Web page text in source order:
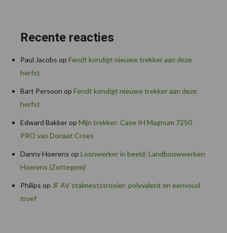
Recente reacties
Paul Jacobs op Fendt kondigt nieuwe trekker aan deze
herfst
Bart Persoon op Fendt kondigt nieuwe trekker aan deze
herfst
Edward Bakkerop Mijn trekker: Case IH Magnum 7250
PRO van Donaat Croes
Danny Hoerens op Loonwerker in beeld: Landbouwwerken
Hoerens (Zottegem)
Philips op JF AV stalmeststrooier: polyvalent en eenvoud
troef